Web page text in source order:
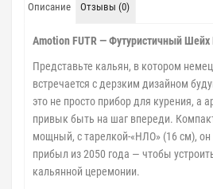
Описание Отзывы (0)
Amotion FUTR — Футуристичный
Представьте кальян, в котором
встречается с дерзким дизайном
это не просто прибор для курения, а
привык быть на шаг впереди.
мощный, с тарелкой-«НЛО» (16 см), он
прибыл из 2050 года — чтобы
кальянной церемонии.